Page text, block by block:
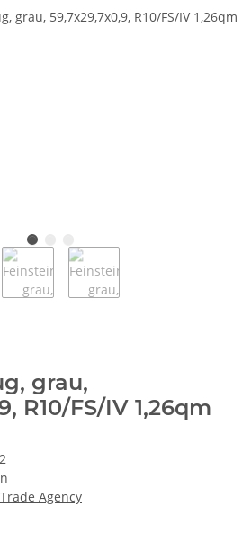
grau,
R10/FS/IV 1,26qm
Agency